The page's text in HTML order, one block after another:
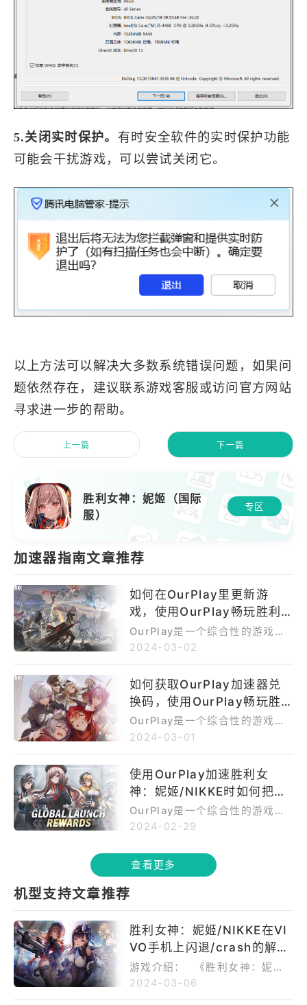
5.关闭实时保护。 有时安全软件的实时保护功能
可能会干扰游戏，可以尝试关闭它。
以上方法可以解决大多数系统错误问题，如果问
题依然存在，建议联系游戏客服或访问官方网站
寻求进一步的帮助。
上一篇 下一篇
胜利女神：妮姬（国际
服）
专区
加速器指南文章推荐
如何在OurPlay里更新游
戏，使用OurPlay畅玩胜利
女神：妮姬/NIKKE！
​OurPlay是一个综合性的游戏平
台和社区应用程序，为玩家提供
界中找到乐趣和共同爱好者。有
些新人玩家不知如何更新游戏，
这篇产品百科将告诉你如何更
新。当有游戏有可用的更新时，
点，这代表你有游戏需要更新
了，点击进去后，应用程序右上
角看到一个“更新”图标。提醒你
可以更新了。只需点击这个图
标，并在弹出的弹窗中点击”立即
意游戏的区服，Ourplay现在只
支持国内合规游戏的更新！ 如
要点击右下角的“我的”，然后选
择“更新管理”。在这里，你可以
看到所有可用的游戏更新。只需
点击相应的游戏，在弹出的菜单
2024-03-02
如何获取OurPlay加速器兑
换码，使用OurPlay畅玩胜
利女神：妮姬/NIKKE！
​OurPlay是一个综合性的游戏平
台和社区应用程序，为玩家提供
界中找到乐趣和共同爱好者。有
些玩家会好奇如何获得OurPlay
加速器的兑换码，那么如何在Ou
rPlay应用程序中获取加速器兑换
取兑换码非常简单。平台会不定
期举办一些活动，您可以关注Ou
rplay游戏姬的微信公众号/微博/
726304478参与活动。此外，
有些商家也会提供Ourplay加速
器兑换码，您可以通过这些商家
获取。​一旦您获得了兑换码，就
可以在Ourplay应用程序内兑换
享受权益和奖励了。 具体操作
2024-03-01
使用OurPlay加速胜利女
神：妮姬/NIKKE时如何把游
戏图标放在手机桌面
OurPlay是一个综合性的游戏平
台和社区应用程序，为玩家提供
和个性化推荐，让他们在游戏世
界中找到乐趣和共同爱好者。有
如何操作，但看完这篇产品百科
后，你会对该操作的过程有所了
解。 首先，确保你已经开通了O
urPlay会员。一旦你成为OurPla
y会员，你就可以享受更多的特权
和功能，其中包括将应用放到桌
面上的便利。 接下来，长按启
2024-02-29
查看更多
机型支持文章推荐
胜利女神：妮姬/NIKKE在VI
VO手机上闪退/crash的解决
方案
游戏介绍： 《胜利女神：妮
姬》这款由Shift Up公司打造的
2024-03-06